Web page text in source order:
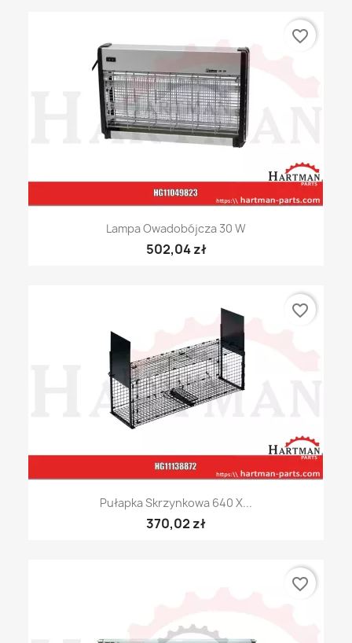
Lampa Owadobójcza 30 W
502,04 zł
favorite_border
Pułapka Skrzynkowa 640 X...
370,02 zł
favorite_border
favorite_border